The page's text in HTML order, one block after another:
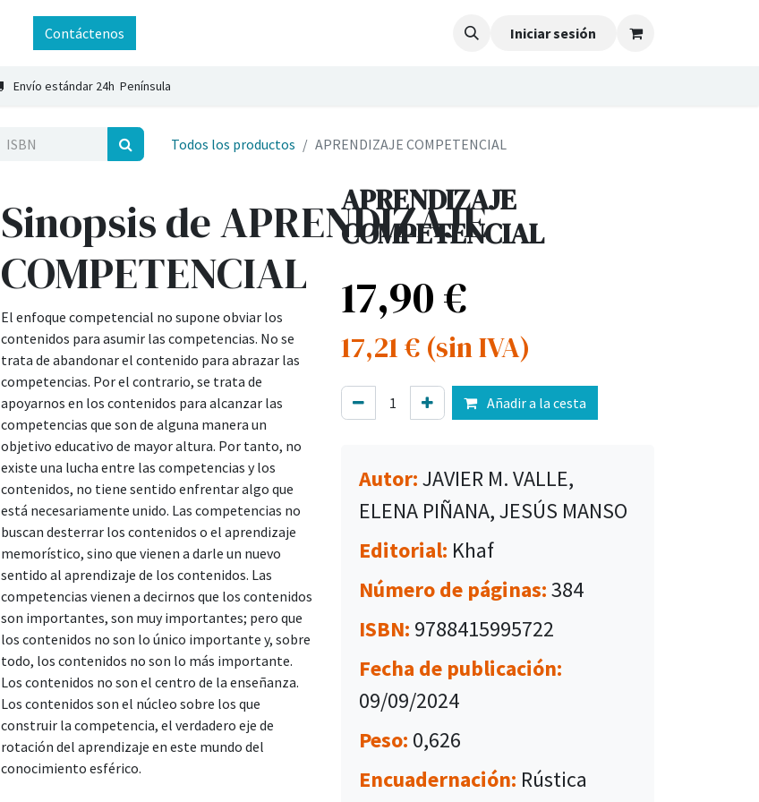
Contáctenos Iniciar sesión
Envío estándar 24h Península
Todos los productos APRENDIZAJE COMPETENCIAL
Sinopsis de APRENDIZAJE
COMPETENCIAL
El enfoque competencial no supone obviar los
contenidos para asumir las competencias. No se
trata de abandonar el contenido para abrazar las
competencias. Por el contrario, se trata de
apoyarnos en los contenidos para alcanzar las
competencias que son de alguna manera un
objetivo educativo de mayor altura. Por tanto, no
existe una lucha entre las competencias y los
contenidos, no tiene sentido enfrentar algo que
está necesariamente unido. Las competencias no
buscan desterrar los contenidos o el aprendizaje
memorístico, sino que vienen a darle un nuevo
sentido al aprendizaje de los contenidos. Las
competencias vienen a decirnos que los contenidos
son importantes, son muy importantes; pero que
los contenidos no son lo único importante y, sobre
todo, los contenidos no son lo más importante.
Los contenidos no son el centro de la enseñanza.
Los contenidos son el núcleo sobre los que
construir la competencia, el verdadero eje de
rotación del aprendizaje en este mundo del
conocimiento esférico.
APRENDIZAJE
COMPETENCIAL
17,90€
17,21€ (sin IVA)
Añadir a la cesta
Autor:JAVIER M. VALLE,
ELENA PIÑANA, JESÚS MANSO
Editorial: Khaf
Número de páginas:384
ISBN: 9788415995722
Fecha de publicación:
09/09/2024
Peso: 0,626
Encuadernación: Rústica